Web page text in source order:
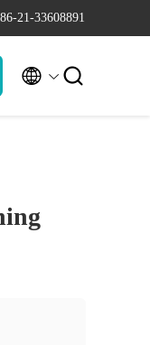
21-33608891
 